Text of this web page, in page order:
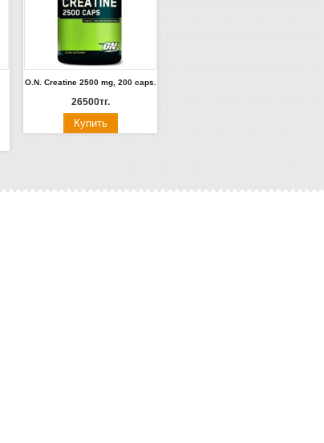
O.N. Creatine 2500 mg, 200 caps.
26500тг.